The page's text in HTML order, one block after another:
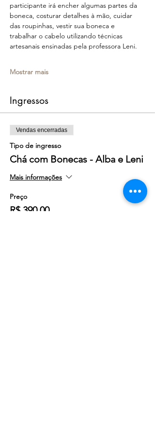
participante irá encher algumas partes da
boneca, costurar detalhes à mão, cuidar
das roupinhas, vestir sua boneca e
trabalhar o cabelo utilizando técnicas
artesanais ensinadas pela professora Leni.
Mostrar mais
Ingressos
Vendas encerradas
Tipo de ingresso
Chá com Bonecas - Alba e Leni
Mais informações
Preço
R$ 390,00